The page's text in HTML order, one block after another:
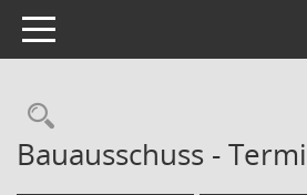
Toggle navigation
Rechercheauswahl
Bauausschuss -